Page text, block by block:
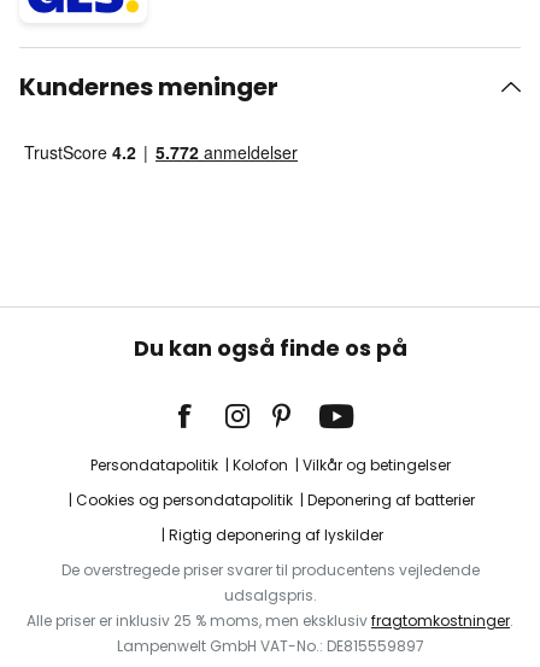
Kundernes meninger
Du kan også finde os på
Persondatapolitik Kolofon
Vilkår og betingelser
Cookies og persondatapolitik
Deponering af batterier
Rigtig deponering af lyskilder
De overstregede priser svarer til producentens vejledende
udsalgspris.
Alle priser er inklusiv 25 % moms, men eksklusivfragtomkostninger.
Lampenwelt GmbH VAT-No.: DE815559897